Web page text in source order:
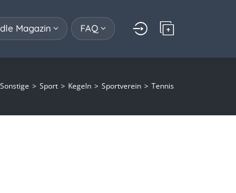
Magazin FAQ
Sonstige Sport Kegeln Sportverein Tennis